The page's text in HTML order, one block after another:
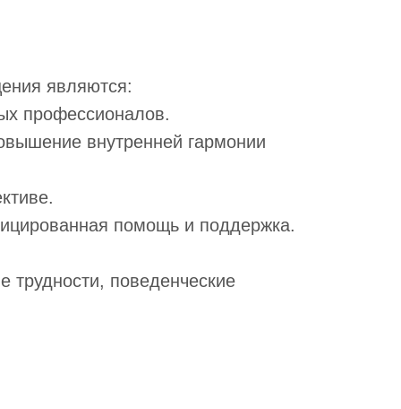
являются:
профессионалов.
внутренней гармонии
помощь и поддержка.
трудности, поведенческие